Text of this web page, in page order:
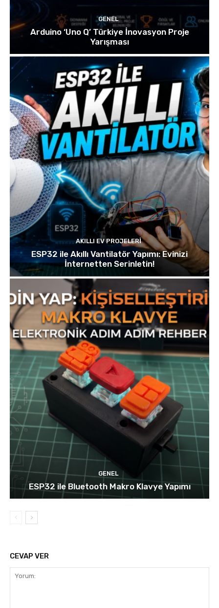
GENEL
Arduino ‘Uno Q’ Türkiye İnovasyon Proje
Yarışması
AKILLI EV PROJELERI
ESP32 ile Akıllı Vantilatör Yapımı: Evinizi
İnternetten Serinletin!
GENEL
ESP32 ile Bluetooth Makro Klavye Yapımı
CEVAP VER